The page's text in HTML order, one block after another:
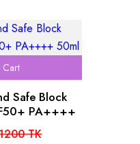
Safe Block
PA++++
TK